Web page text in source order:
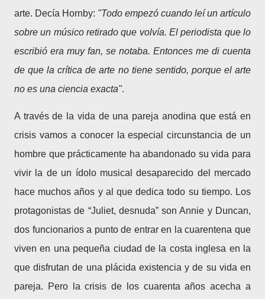
arte. Decía Hornby: "Todo empezó cuando leí un artículo
sobre un músico retirado que volvía. El periodista que lo
escribió era muy fan, se notaba. Entonces me di cuenta
de que la crítica de arte no tiene sentido, porque el arte
no es una ciencia exacta".
A través de la vida de una pareja anodina que está en
crisis vamos a conocer la especial circunstancia de un
hombre que prácticamente ha abandonado su vida para
vivir la de un ídolo musical desaparecido del mercado
hace muchos años y al que dedica todo su tiempo. Los
protagonistas de “Juliet, desnuda” son Annie y Duncan,
dos funcionarios a punto de entrar en la cuarentena que
viven en una pequeña ciudad de la costa inglesa en la
que disfrutan de una plácida existencia y de su vida en
pareja. Pero la crisis de los cuarenta años acecha a